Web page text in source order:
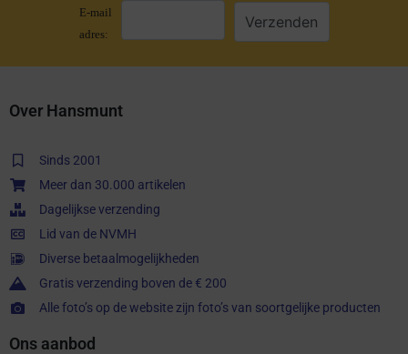
E-mail
adres:
Over Hansmunt
Sinds 2001
Meer dan 30.000 artikelen
Dagelijkse verzending
Lid van de NVMH
Diverse betaalmogelijkheden
Gratis verzending boven de € 200
Alle foto’s op de website zijn foto’s van soortgelijke producten
Ons aanbod